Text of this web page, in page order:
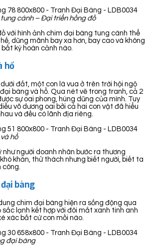
cánh – Đại triển hồng đồ
với hình ảnh chim đại bàng tung cánh thể
dũng mãnh bay xa hơn, bay cao và không
kỳ hoàn cảnh nào.
hổ
đất, một con là vua ở trên trời hội ngộ
bàng và hổ. Qua nét vẽ trong tranh, cả 2
sự oai phong, hùng dũng của mình. Tuy
võ dương oai bởi cả hai con vật đã hiểu
và đều có lãnh địa riêng.
hổ
như người doanh nhân bước ra thương
khăn, thử thách nhưng biết người, biết ta
bàng
chim đại bàng hiện ra sống động qua
lạnh kết hợp với đôi mắt xanh tinh anh
xác bất cứ con mồi nào.
đại bàng